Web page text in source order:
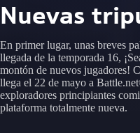
Nuevas
En primer lugar, unas breves
llegada de la temporada 16,
montón de nuevos jugadores!
llega el 22 de mayo a
exploradores principiantes
plataforma totalmente nueva.